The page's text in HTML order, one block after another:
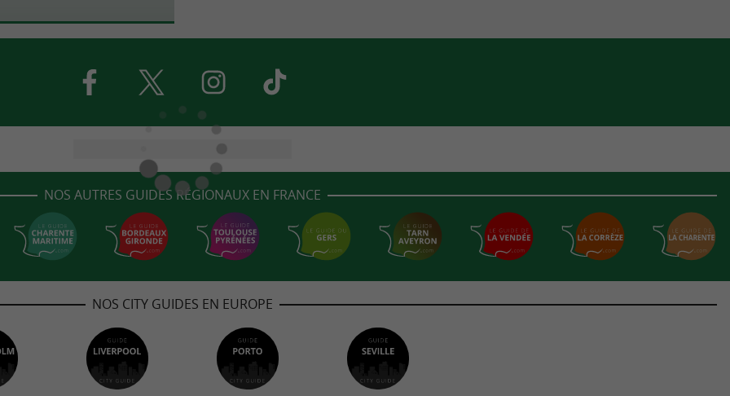
NOS AUTRES GUIDES RÉGIONAUX EN FRANCE
NOS CITY GUIDES EN EUROPE